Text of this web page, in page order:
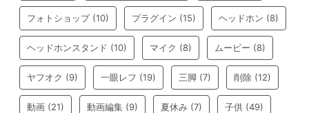
フォトショップ(10) プラグイン (15) ヘッドホン (8)
ヘッドホンスタンド (10) マイク (8) ムービー (8)
ヤフオク (9) 一眼レフ (19) 三脚 (7) 削除 (12)
動画 (21) 動画編集 (9) 夏休み (7) 子供 (49)